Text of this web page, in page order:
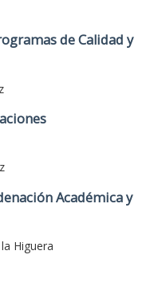
de Calidad y
Académica y
Higuera